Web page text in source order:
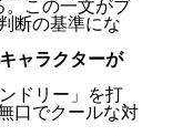
。この一文がブ
断の基準にな
ャラクターが
ドリー」を打
口でクールな対